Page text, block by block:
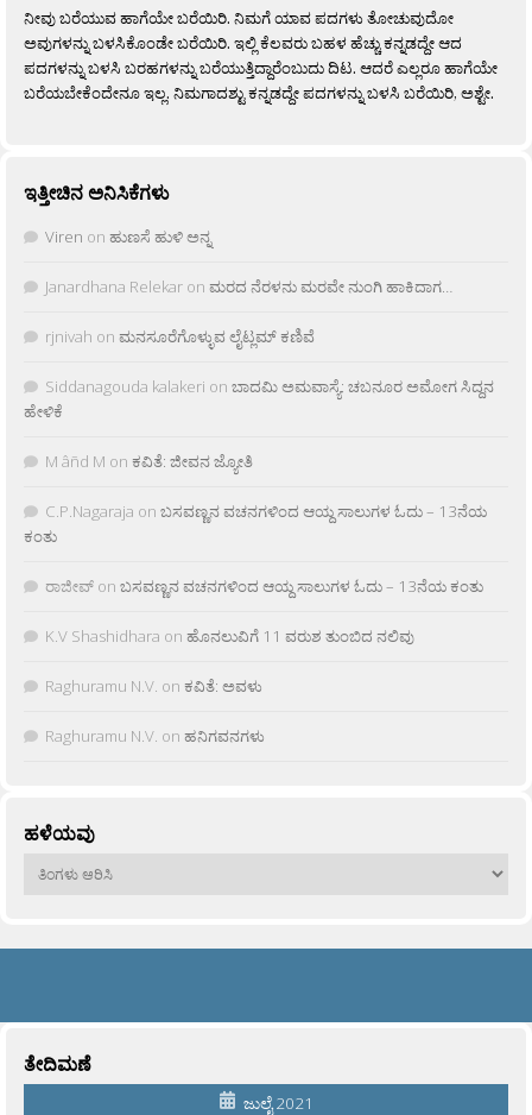
ನೀವು ಬರೆಯುವ ಹಾಗೆಯೇ ಬರೆಯಿರಿ. ನಿಮಗೆ ಯಾವ ಪದಗಳು ತೋಚುವುದೋ
ಅವುಗಳನ್ನು ಬಳಸಿಕೊಂಡೇ ಬರೆಯಿರಿ. ಇಲ್ಲಿ ಕೆಲವರು ಬಹಳ ಹೆಚ್ಚು ಕನ್ನಡದ್ದೇ ಆದ
ಪದಗಳನ್ನು ಬಳಸಿ ಬರಹಗಳನ್ನು ಬರೆಯುತ್ತಿದ್ದಾರೆಂಬುದು ದಿಟ. ಆದರೆ ಎಲ್ಲರೂ ಹಾಗೆಯೇ
ಬರೆಯಬೇಕೆಂದೇನೂ ಇಲ್ಲ. ನಿಮಗಾದಶ್ಟು ಕನ್ನಡದ್ದೇ ಪದಗಳನ್ನು ಬಳಸಿ ಬರೆಯಿರಿ, ಅಶ್ಟೇ.
ಇತ್ತೀಚಿನ ಅನಿಸಿಕೆಗಳು
Viren on ಹುಣಸೆ ಹುಳಿ ಅನ್ನ
Janardhana Relekar on ಮರದ ನೆರಳನು ಮರವೇ ನುಂಗಿ ಹಾಕಿದಾಗ…
rjnivah on ಮನಸೂರೆಗೊಳ್ಳುವ ಲೈಟ್ಲಮ್ ಕಣಿವೆ
Siddanagouda kalakeri on ಬಾದಮಿ ಅಮವಾಸ್ಯೆ: ಚಬನೂರ ಅಮೋಗ ಸಿದ್ದನ
ಹೇಳಿಕೆ
M âñd M on ಕವಿತೆ: ಜೀವನ ಜ್ಯೋತಿ
C.P.Nagaraja on ಬಸವಣ್ಣನ ವಚನಗಳಿಂದ ಆಯ್ದ ಸಾಲುಗಳ ಓದು – 13ನೆಯ
ಕಂತು
ರಾಜೀವ್ on ಬಸವಣ್ಣನ ವಚನಗಳಿಂದ ಆಯ್ದ ಸಾಲುಗಳ ಓದು – 13ನೆಯ ಕಂತು
K.V Shashidhara on ಹೊನಲುವಿಗೆ 11 ವರುಶ ತುಂಬಿದ ನಲಿವು
Raghuramu N.V. on ಕವಿತೆ: ಅವಳು
Raghuramu N.V. on ಹನಿಗವನಗಳು
ಹಳೆಯವು
ಹಳೆಯವು
ತೇದಿಮಣೆ
ಜುಲೈ 2021